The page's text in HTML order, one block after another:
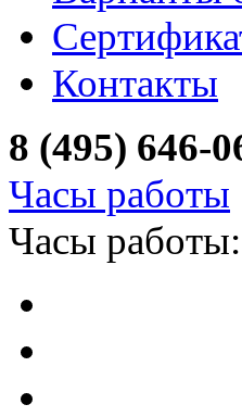
Контакты
8 (495) 646-
Часы работы
Часы